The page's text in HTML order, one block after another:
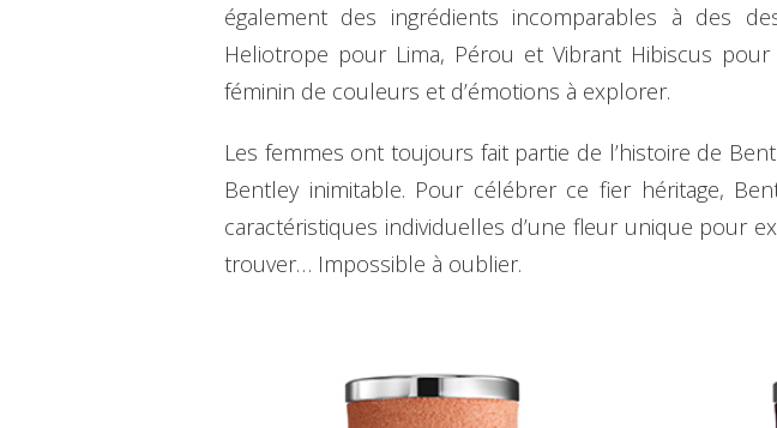
également des ingrédients incomparables à des
Heliotrope pour Lima, Pérou et Vibrant Hibiscus
féminin de couleurs et d’émotions à explorer.
Les femmes ont toujours fait partie de l’histoire de
Bentley inimitable. Pour célébrer ce fier héritage,
caractéristiques individuelles d’une fleur unique pour
trouver… Impossible à oublier.